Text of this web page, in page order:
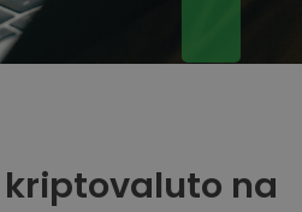
na